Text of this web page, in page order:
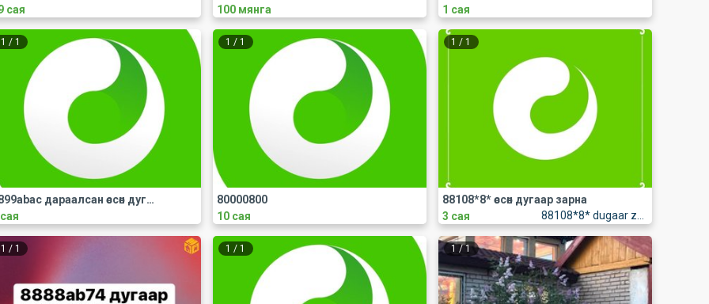
сая
100 мянга
1 сая
1 / 1
8899abac дараалсан өссөн дугаар зарна
1 /1
80000800
10 сая
1 /1
88108*8* өссөн дугаар зарна
3 сая
1 / 1 1 /1 1 /1